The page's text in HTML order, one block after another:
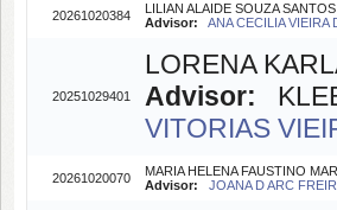
20261020384
LILIAN ALAIDE SOUZA SANTOS
Advisor:
ANA CECILIA VIEIRA
20251029401
LORENA
Advisor:
VITORIAS
20261020070
MARIA HELENA FAUSTINO
Advisor:
JOANA D ARC